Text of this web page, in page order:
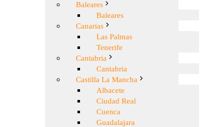
Baleares
Baleares
Canarias
Las Palmas
Tenerife
Cantabria
Cantabria
Castilla La Mancha
Albacete
Ciudad Real
Cuenca
Guadalajara